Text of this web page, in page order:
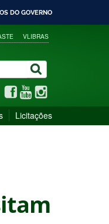
DO GOVERNO
VLIBRAS
Licitações